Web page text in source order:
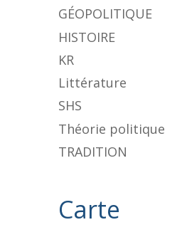
GÉOPOLITIQUE
HISTOIRE
KR
Littérature
SHS
Théorie politique
TRADITION
Carte